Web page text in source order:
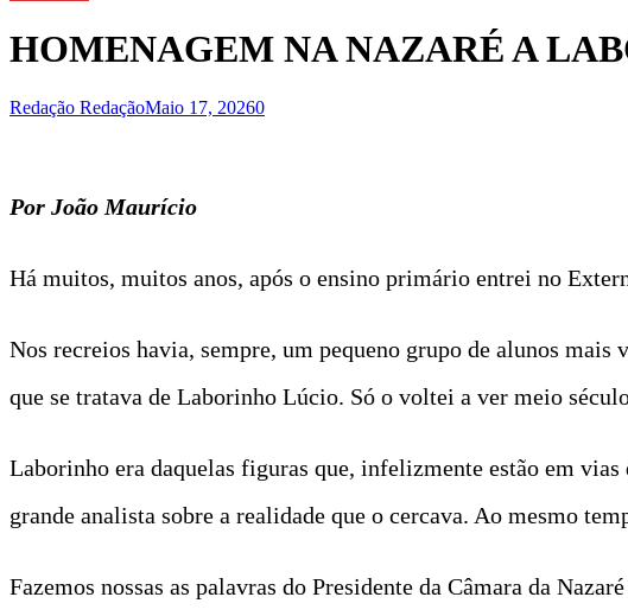
HOMENAGEM NA NAZARÉ A
Redação RedaçãoMaio 17, 20260
Por João Maurício
Há muitos, muitos anos, após o ensino primário entrei no
Nos recreios havia, sempre, um pequeno grupo de alunos mais
que se tratava de Laborinho Lúcio. Só o voltei a ver meio
Laborinho era daquelas figuras que, infelizmente estão em
grande analista sobre a realidade que o cercava. Ao mesmo
Fazemos nossas as palavras do Presidente da Câmara da